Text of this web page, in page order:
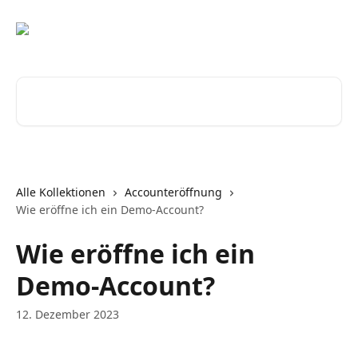
Alle Kollektionen
Accounteröffnung
Wie eröffne ich ein Demo-Account?
Wie eröffne ich ein
Demo-Account?
12. Dezember 2023